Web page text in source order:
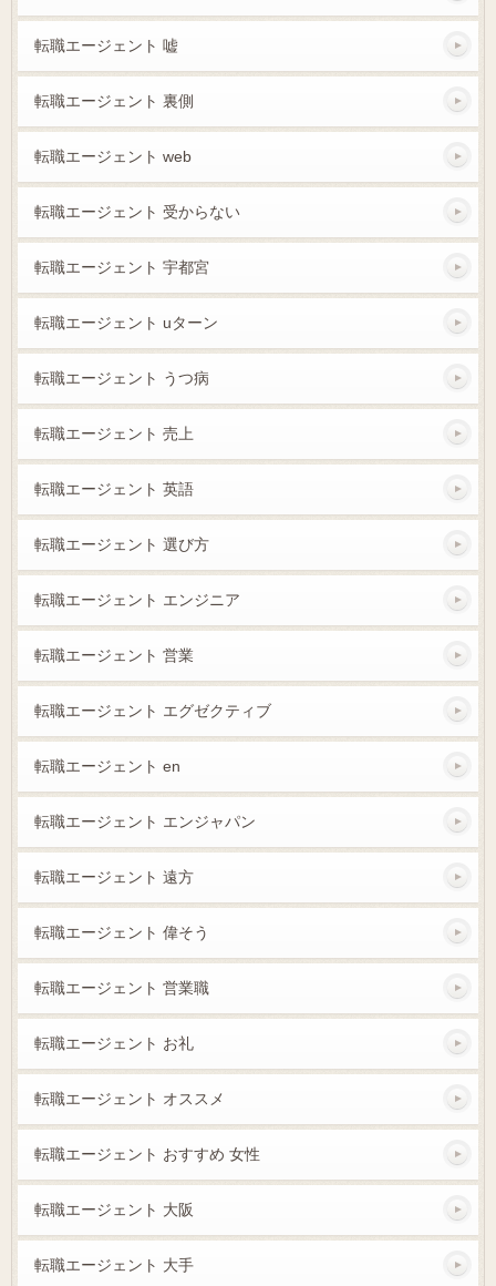
転職エージェント 嘘
転職エージェント 裏側
転職エージェント web
転職エージェント 受からない
転職エージェント 宇都宮
転職エージェント uターン
転職エージェント うつ病
転職エージェント 売上
転職エージェント 英語
転職エージェント 選び方
転職エージェント エンジニア
転職エージェント 営業
転職エージェント エグゼクティブ
転職エージェント en
転職エージェント エンジャパン
転職エージェント 遠方
転職エージェント 偉そう
転職エージェント 営業職
転職エージェント お礼
転職エージェント オススメ
転職エージェント おすすめ 女性
転職エージェント 大阪
転職エージェント 大手